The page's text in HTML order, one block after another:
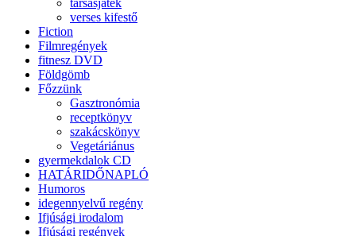
társasjáték
verses kifestő
Fiction
Filmregények
fitnesz DVD
Földgömb
Főzzünk
Gasztronómia
receptkönyv
szakácskönyv
Vegetáriánus
gyermekdalok CD
HATÁRIDŐNAPLÓ
Humoros
idegennyelvű regény
Ifjúsági irodalom
Ifjúsági regények